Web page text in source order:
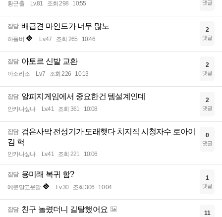
황근출 Lv.81 조회 298 10:55 댓글
잡담 배급견 마인드가 너무 많노
하플버 Lv.47 조회 265 10:46
2
댓글
잡담 아토르 신발 교환
아소리소 Lv.7 조회 226 10:13
2
댓글
잡담 알피지게임에서 중요한건 템설계인데
안카나싶나 Lv.41 조회 361 10:08
2
댓글
잡담 검은사막 전성기가 도래햇다 치지직 시청자수 로아이
김 헉
안카나싶나 Lv.41 조회 221 10:06
0
댓글
잡담 용미래 복귀 함?
예뿐말고운말 Lv.30 조회 306 10:04
1
댓글
잡담 친구 놀렸더니 길탈했어요 11